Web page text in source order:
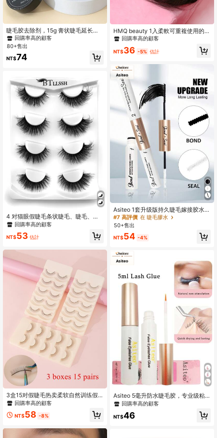
睫毛胶去除剂，15g 膏状睫毛延长去
除剂溶解强力睫毛胶去除剂低刺激睫
毛去除剂用于睫毛延长睫毛胶去除剂
适用于敏感肌肤，用于睫毛延长睫毛
胶，睫毛胶
回購率高的顧客
80+售出
NT$74
4 对猫眼假睫毛条状睫毛、睫毛、睫
毛、假睫毛
回購率高的顧客
NT$53 估計
3盒15对假睫毛热卖柔软自然训练假
睫毛初学者教学睫毛延长化妆练习假
回購率高的顧客
NT$58 -8%
HMQ beauty 1入柔軟可重複使用的睫
毛延伸頭帶，附睫毛膠帶和貼片
回購率高的顧客
NT$36 -5% 估計
Asiteo 1套升级版持久睫毛嫁接胶水及
封层液套装，5毫升+5毫升，适用于
单根睫毛嫁接，低致敏防水胶水，睫
毛嫁接DIY配件
#7 高評價
在 睫毛膠水
回購率高的顧客
#7 高評價 在 睫毛膠水
回購率高的顧客
#7 高評價 在 睫毛膠水
回購率高的顧客
#7 高評價
回購率高的顧客
50+售出
NT$54 -4%
Asiteo 5毫升防水睫毛胶，专业级粘
性，DIY透明胶水，低致敏性，不含乳
回購率高的顧客
NT$46